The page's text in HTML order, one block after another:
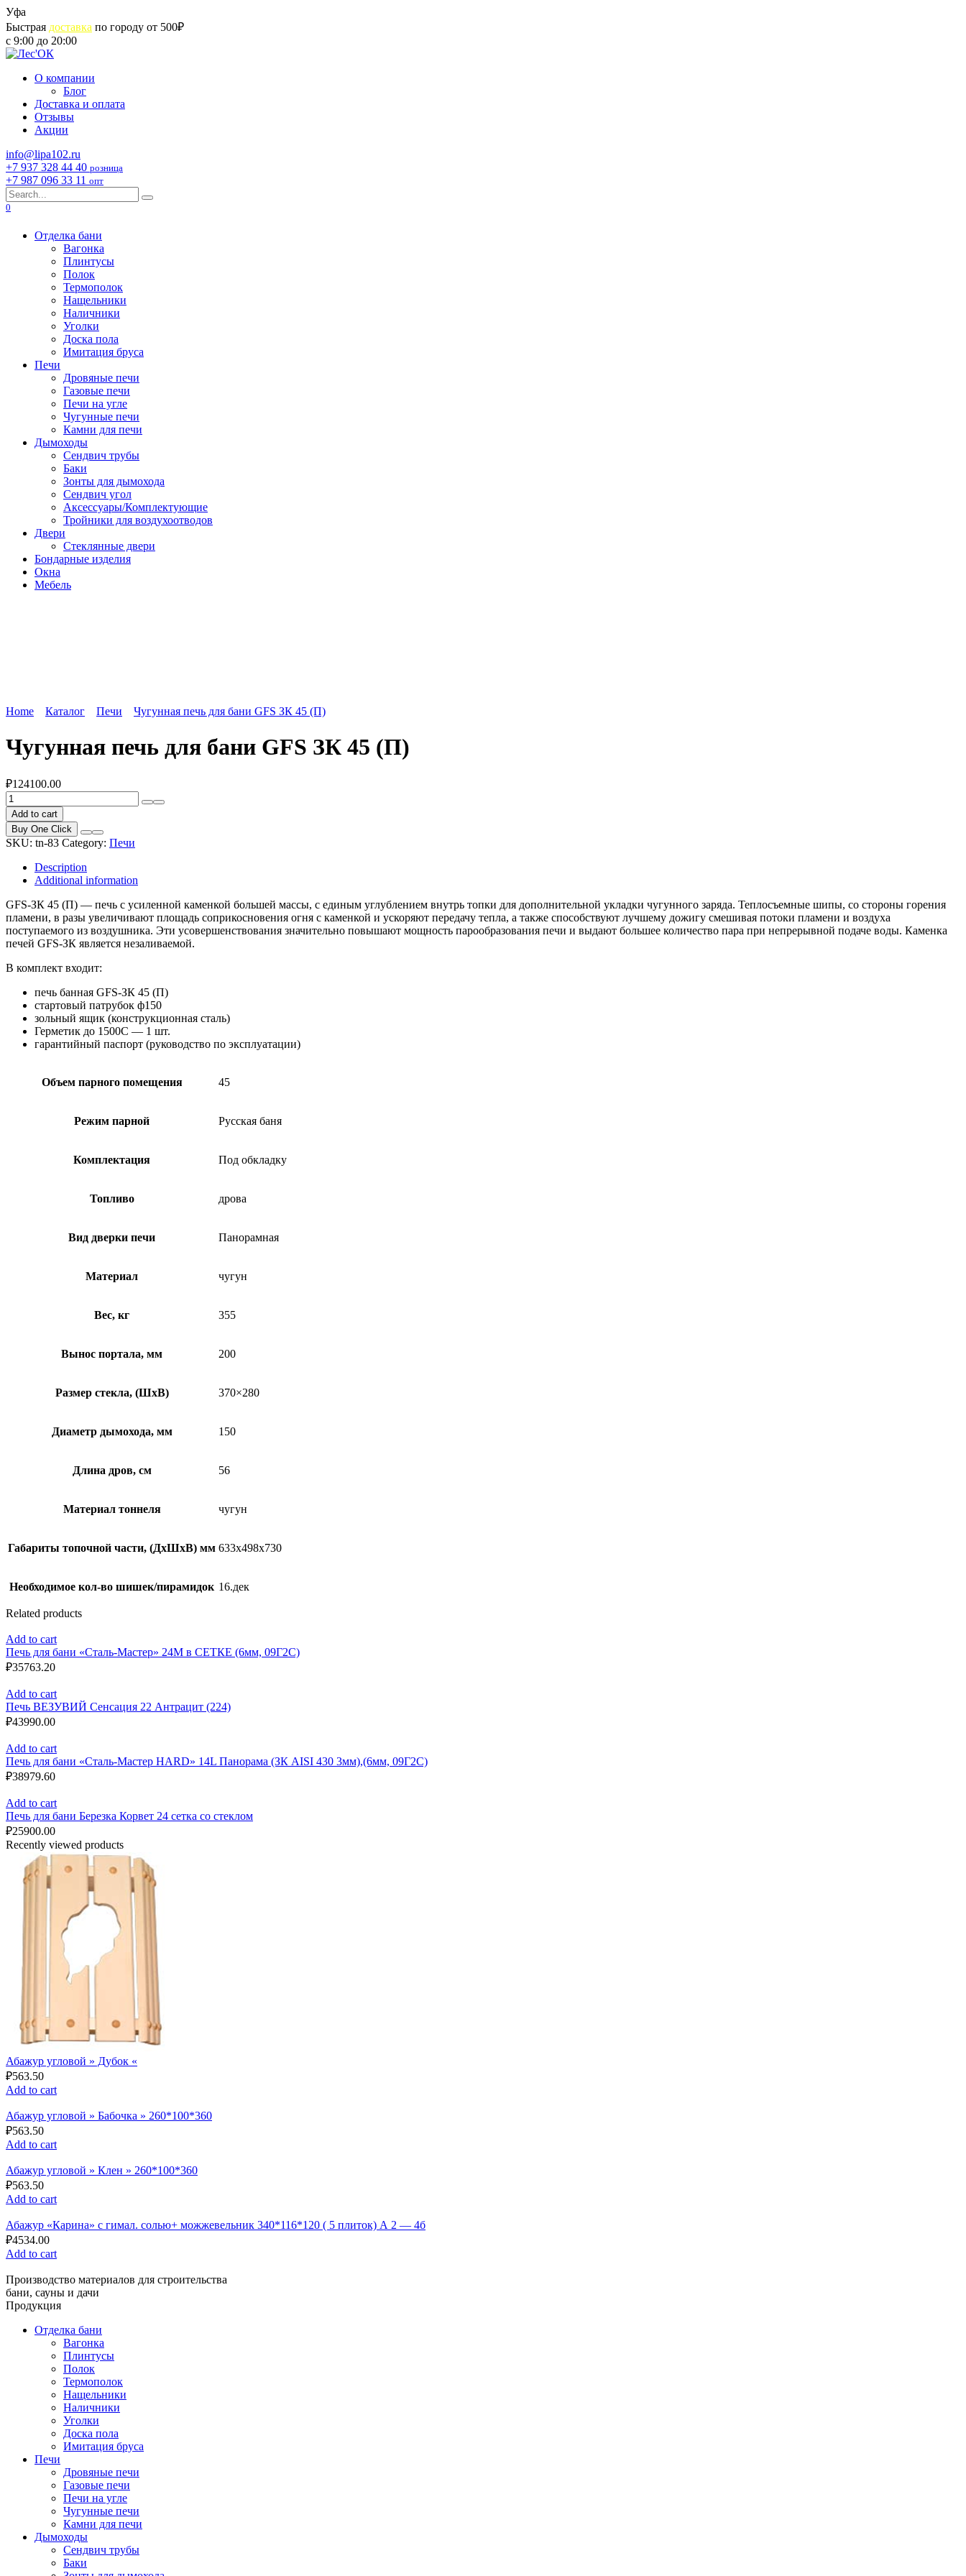
Skip
to
content
Уфа
Быстрая доставка по городу от 500₽
с 9:00 до 20:00
О компании
Блог
Доставка и оплата
Отзывы
Акции
info@lipa102.ru
+7 937 328 44 40 розница
+7 987 096 33 11 опт
Search
for:
0
Отделка бани
Вагонка
Плинтусы
Полок
Термополок
Нащельники
Наличники
Уголки
Доска пола
Имитация бруса
Печи
Дровяные печи
Газовые печи
Печи на угле
Чугунные печи
Камни для печи
Дымоходы
Сендвич трубы
Баки
Зонты для дымохода
Сендвич угол
Аксессуары/Комплектующие
Тройники для воздухоотводов
Двери
Стеклянные двери
Бондарные изделия
Окна
Мебель
Home Каталог Печи Чугунная печь для бани GFS ЗК 45 (П)
Чугунная печь для бани GFS ЗК 45 (П)
₽124100.00
Чугунная
печь
для
бани
GFS
quantity
Add to cart
Buy One Click
SKU: tn-83 Category: Печи
Description
Additional information
GFS-ЗК 45 (П) — печь с усиленной каменкой большей массы, с единым углублением внутрь топки для дополнительной укладки чугунного заряда. Теплосъемные шипы, со стороны горения
пламени, в разы увеличивают площадь соприкосновения огня с каменкой и ускоряют передачу тепла, а также способствуют лучшему дожигу смешивая потоки пламени и воздуха
поступаемого из воздушника. Эти усовершенствования значительно повышают мощность парообразования печи и выдают большее количество пара при непрерывной подаче воды. Каменка
печей GFS-ЗК является незаливаемой.
В комплект входит:
печь банная GFS-ЗК 45 (П)
стартовый патрубок ф150
зольный ящик (конструкционная сталь)
Герметик до 1500C — 1 шт.
гарантийный паспорт (руководство по эксплуатации)
Объем парного помещения 45
Режим парной Русская баня
Комплектация Под обкладку
Топливо дрова
Вид дверки печи Панорамная
Материал чугун
Вес, кг 355
Вынос портала, мм 200
Размер стекла, (ШхВ) 370×280
Диаметр дымохода, мм 150
Длина дров, см 56
Материал тоннеля чугун
Габариты топочной части, (ДхШхВ) мм 633х498х730
Необходимое кол-во шишек/пирамидок 16.дек
Related products
Add to cart
Печь для бани «Сталь-Мастер» 24M в СЕТКЕ (6мм, 09Г2С)
₽35763.20
Add to cart
Печь ВЕЗУВИЙ Сенсация 22 Антрацит (224)
₽43990.00
Add to cart
Печь для бани «Сталь-Мастер HARD» 14L Панорама (ЗК AISI 430 3мм),(6мм, 09Г2С)
₽38979.60
Add to cart
Печь для бани Березка Корвет 24 сетка со стеклом
₽25900.00
Recently viewed products
Абажур угловой » Дубок «
₽563.50
Add to cart
Абажур угловой » Бабочка » 260*100*360
₽563.50
Add to cart
Абажур угловой » Клен » 260*100*360
₽563.50
Add to cart
Абажур «Карина» с гимал. солью+ можжевельник 340*116*120 ( 5 плиток) А 2 — 4б
₽4534.00
Add to cart
Производство материалов для строительства
бани, сауны и дачи
Продукция
Отделка бани
Вагонка
Плинтусы
Полок
Термополок
Нащельники
Наличники
Уголки
Доска пола
Имитация бруса
Печи
Дровяные печи
Газовые печи
Печи на угле
Чугунные печи
Камни для печи
Дымоходы
Сендвич трубы
Баки